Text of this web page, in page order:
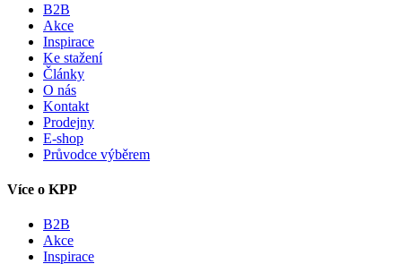
B2B
Akce
Inspirace
Ke stažení
Články
O nás
Kontakt
Prodejny
E-shop
Průvodce výběrem
Více o KPP
B2B
Akce
Inspirace